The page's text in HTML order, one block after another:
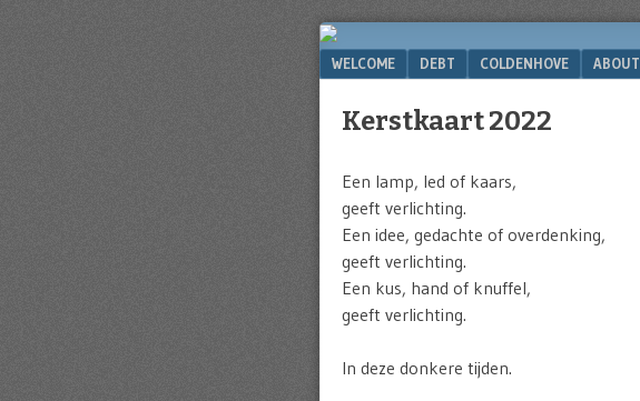
Website
of
Greve
Menu
SKIP TO CONTENT
WELCOME DEBT COLDENHOVE ABOUT
Kerstkaart 2022
Een lamp, led of kaars,
geeft verlichting.
Een idee, gedachte of overdenking,
geeft verlichting.
Een kus, hand of knuffel,
geeft verlichting.
In deze donkere tijden.